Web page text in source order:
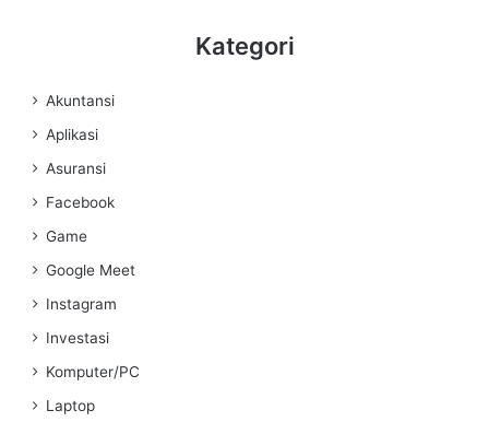
Kategori
Akuntansi
Aplikasi
Asuransi
Facebook
Game
Google Meet
Instagram
Investasi
Komputer/PC
Laptop